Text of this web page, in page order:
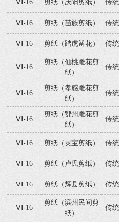
Ⅶ-16 剪纸（庆阳剪纸） 传
Ⅶ-16 剪纸（苗族剪纸） 传
Ⅶ-16 剪纸（踏虎凿花） 传
Ⅶ-16
剪纸（仙桃雕花剪
纸）
传
Ⅶ-16
剪纸（孝感雕花剪
纸）
传
Ⅶ-16
剪纸（鄂州雕花剪
纸）
传
Ⅶ-16 剪纸（灵宝剪纸） 传
Ⅶ-16 剪纸（卢氏剪纸） 传
Ⅶ-16 剪纸（辉县剪纸） 传
Ⅶ-16
剪纸（滨州民间剪
纸）
传